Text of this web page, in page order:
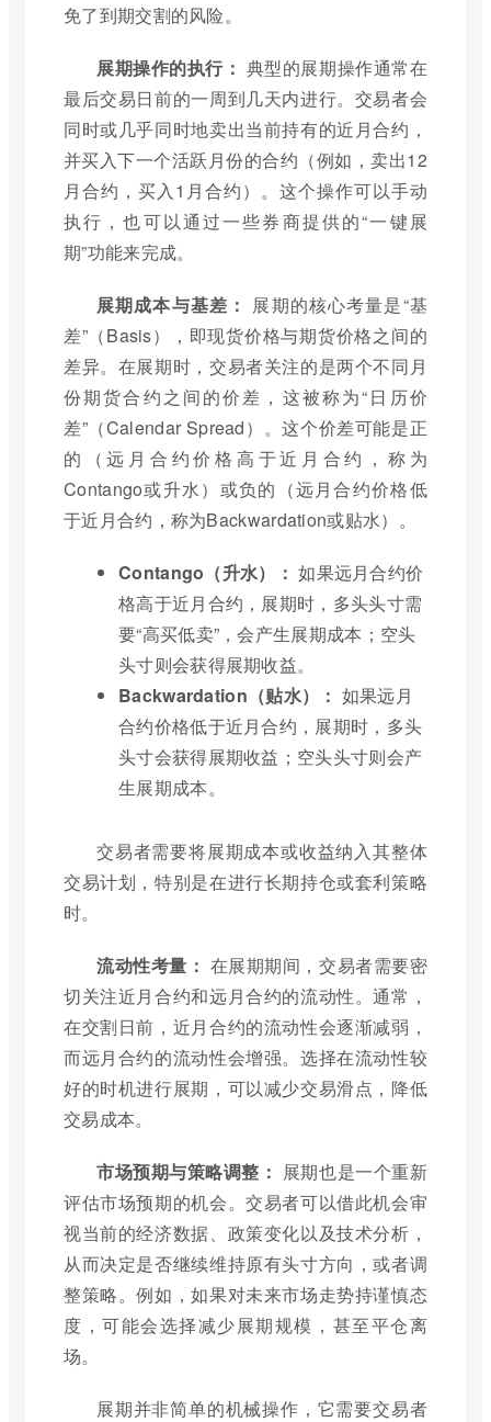
免了到期交割的风险。
展期操作的执行： 典型的展期操作通常在
最后交易日前的一周到几天内进行。交易者会
同时或几乎同时地卖出当前持有的近月合约，
并买入下一个活跃月份的合约（例如，卖出12
月合约，买入1月合约）。这个操作可以手动
执行，也可以通过一些券商提供的“一键展
期”功能来完成。
展期成本与基差：
展期的核心考量是“基
差”（Basis），即现货价格与期货价格之间的
差异。在展期时，交易者关注的是两个不同月
份期货合约之间的价差，这被称为“日历价
差”（Calendar Spread）。这个价差可能是正
的（远月合约价格高于近月合约，称为
Contango或升水）或负的（远月合约价格低
于近月合约，称为Backwardation或贴水）。
Contango（升水）： 如果远月合约价
格高于近月合约，展期时，多头头寸需
要“高买低卖”，会产生展期成本；空头
头寸则会获得展期收益。
Backwardation（贴水）： 如果远月
合约价格低于近月合约，展期时，多头
头寸会获得展期收益；空头头寸则会产
生展期成本。
交易者需要将展期成本或收益纳入其整体
交易计划，特别是在进行长期持仓或套利策略
时。
流动性考量： 在展期期间，交易者需要密
切关注近月合约和远月合约的流动性。通常，
在交割日前，近月合约的流动性会逐渐减弱，
而远月合约的流动性会增强。选择在流动性较
好的时机进行展期，可以减少交易滑点，降低
交易成本。
市场预期与策略调整： 展期也是一个重新
评估市场预期的机会。交易者可以借此机会审
视当前的经济数据、政策变化以及技术分析，
从而决定是否继续维持原有头寸方向，或者调
整策略。例如，如果对未来市场走势持谨慎态
度，可能会选择减少展期规模，甚至平仓离
场。
展期并非简单的机械操作，它需要交易者